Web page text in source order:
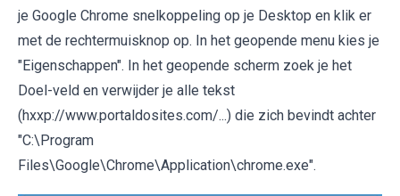
je Google Chrome snelkoppeling op je Desktop en klik er
met de rechtermuisknop op. In het geopende menu kies je
"Eigenschappen". In het geopende scherm zoek je het
Doel-veld en verwijder je alle tekst
(hxxp://www.portaldosites.com/...) die zich bevindt achter
"C:\Program
Files\Google\Chrome\Application\chrome.exe".